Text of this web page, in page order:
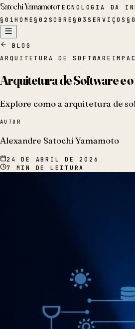
Satochi YamamotoTECNOLOGIA DA
§ 01HOME§02 SOBRE§03 SERVIÇOS §
BLOG
ARQUITETURA DE SOFTWARE
Arquitetura de Software e
Explore como a arquitetura de
AUTOR
Alexandre Satochi Yamamoto
24 DE ABRIL DE 2026
7
MIN DE LEITURA